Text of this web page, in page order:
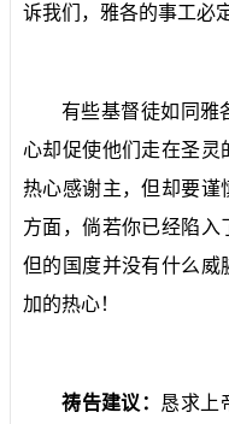
诉我们，雅各的事工必
有些基督徒如同雅
心却促使他们走在圣灵
热心感谢主，但却要谨
方面，倘若你已经陷入
但的国度并没有什么威
加的热心！
祷告建议： 恳求上